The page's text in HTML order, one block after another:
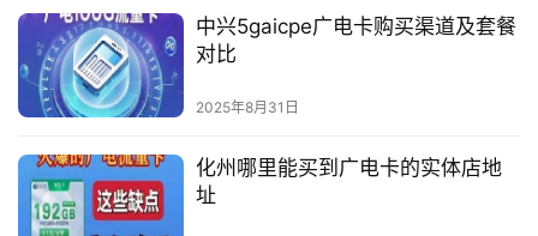
中兴5gaicpe广电卡购买渠道及套餐
对比
2025年8月31日
化州哪里能买到广电卡的实体店地
址